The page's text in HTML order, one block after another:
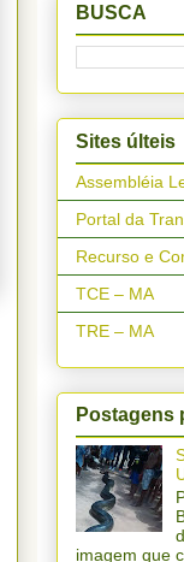
BUSCA
Sites últeis
Assembléia
Portal da
Recurso e
TCE – MA
TRE – MA
Postagens
imagem que